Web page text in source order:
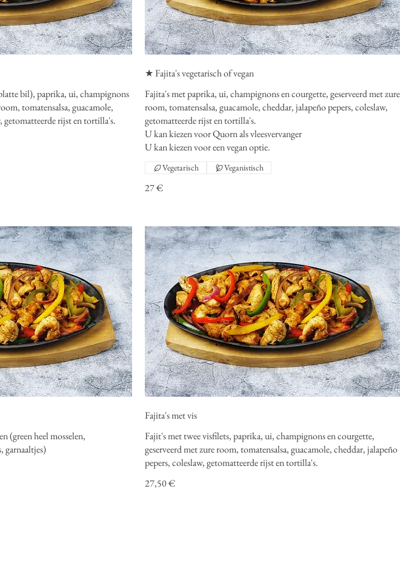
bil), paprika, ui, champignons
tomatensalsa, guacamole,
getomatteerde rijst en tortilla's.
★ Fajita's vegetarisch of vegan
Fajita's met paprika, ui, champignons en courgette, geserveerd met zure
room, tomatensalsa, guacamole, cheddar, jalapeño pepers, coleslaw,
getomatteerde rijst en tortilla's.
U kan kiezen voor Quorn als vleesvervanger
U kan kiezen voor een vegan optie.
27 €
Vegetarisch Veganistisch
(green heel mosselen,
garnaaltjes)
Fajita's met vis
Fajit's met twee visfilets, paprika, ui, champignons en courgette,
geserveerd met zure room, tomatensalsa, guacamole, cheddar, jalapeño
pepers, coleslaw, getomatteerde rijst en tortilla's.
27,50 €